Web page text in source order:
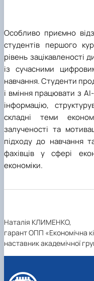
Особливо приємно
студентів першого
рівень зацікавленості
із сучасними
навчання. Студенти
і вміння працювати з
інформацію,
складні теми
залученості та
підходу до навчання
фахівців у сфері
економіки.
Наталія КЛИМЕНКО,
гарант ОПП «Економічна
наставник академічної